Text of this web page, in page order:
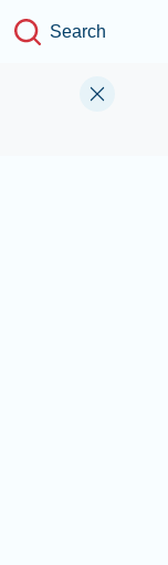
Search